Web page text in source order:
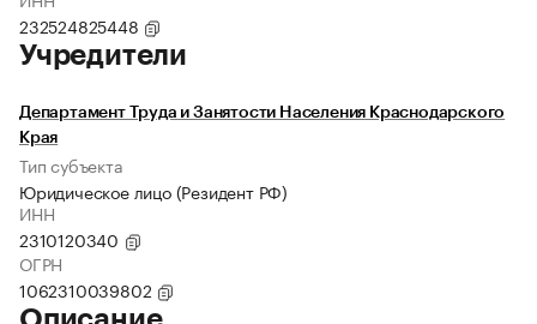
232524825448
Учредители
Департамент Труда и Занятости Населения Краснодарского
Края
Тип субъекта
Юридическое лицо (Резидент РФ)
ИНН
2310120340
ОГРН
1062310039802